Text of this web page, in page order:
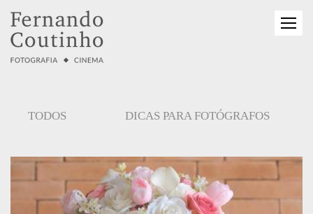
TODOS DICAS PARA FOTÓGRAFOS